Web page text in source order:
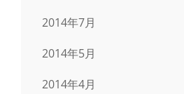
2014年7月
2014年5月
2014年4月